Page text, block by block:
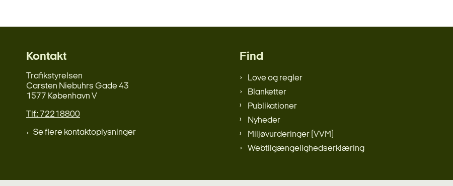
Kontakt
Trafikstyrelsen
Carsten Niebuhrs Gade 43
1577 København V
Tlf.: 72218800
Se flere kontaktoplysninger
Find
Love og regler
Blanketter
Publikationer
Nyheder
Miljøvurderinger (VVM)
Webtilgængelighedserklæring